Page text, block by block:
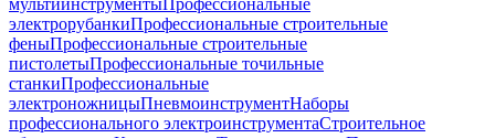
мультиинструментыПрофессиональные
электрорубанкиПрофессиональные строительные
феныПрофессиональные строительные
пистолетыПрофессиональные точильные
станкиПрофессиональные
электроножницыПневмоинструментНаборы
профессионального электроинструментаСтроительное